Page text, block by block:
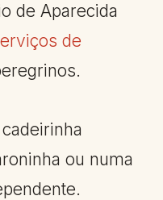
de Aparecida
de
ou numa